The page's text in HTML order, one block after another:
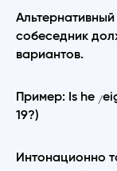
собеседник
вариантов.
Пример: Is he /
19?)
Интонационно